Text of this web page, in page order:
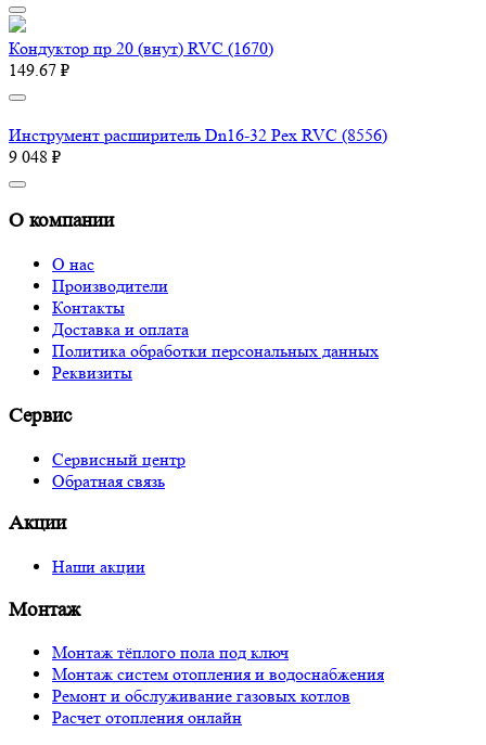
Кондуктор пр 20 (внут) RVC (1670)
149.67 ₽
Инструмент расширитель Dn16-32 Pex RVC (8556)
9 048 ₽
О компании
О нас
Производители
Контакты
Доставка и оплата
Политика обработки персональных данных
Реквизиты
Сервис
Сервисный центр
Обратная связь
Акции
Наши акции
Монтаж
Монтаж тёплого пола под ключ
Монтаж систем отопления и водоснабжения
Ремонт и обслуживание газовых котлов
Расчет отопления онлайн